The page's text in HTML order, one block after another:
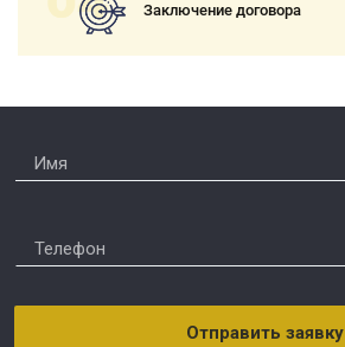
Заключение договора
Отправить заявку